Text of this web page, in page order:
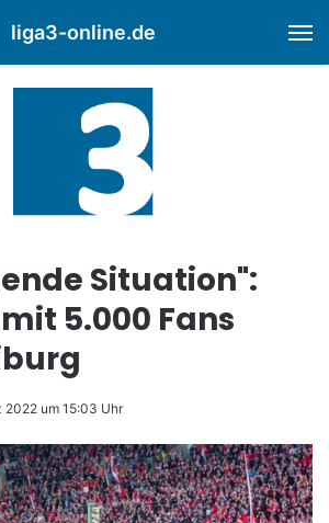
liga3-online.de
Situation":
5.000 Fans
2022 um 15:03 Uhr